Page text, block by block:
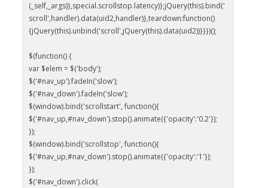
(_self,_args)},special.scrollstop.latency)};jQuery(this).bind('
scroll',handler).data(uid2,handler)},teardown:function()
{jQuery(this).unbind('scroll',jQuery(this).data(uid2))}}})();
$(function() {
var $elem = $('body');
$('#nav_up').fadeIn('slow');
$('#nav_down').fadeIn('slow');
$(window).bind('scrollstart', function(){
$('#nav_up,#nav_down').stop().animate({'opacity':'0.2'});
});
$(window).bind('scrollstop', function(){
$('#nav_up,#nav_down').stop().animate({'opacity':'1'});
});
$('#nav_down').click(